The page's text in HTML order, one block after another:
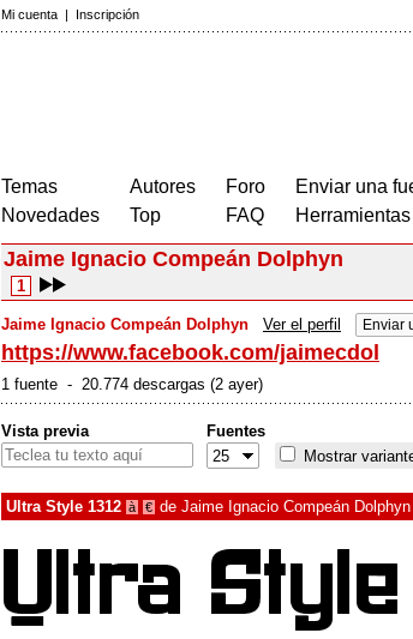
Mi cuenta | Inscripción
Temas
Novedades
Autores
Top
Foro
FAQ
Enviar una
Herramientas
Jaime Ignacio Compeán Dolphyn
1
Jaime Ignacio Compeán Dolphyn Ver el perfil Enviar
https://www.facebook.com/jaimecdol
1 fuente - 20.774 descargas (2 ayer)
Vista previa
Fuentes
Mostrar
Ultra Style 1312 à € de Jaime Ignacio Compeán Dolphyn